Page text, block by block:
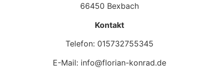
66450 Bexbach
Kontakt
Telefon: 015732755345
E-Mail: info@florian-konrad.de